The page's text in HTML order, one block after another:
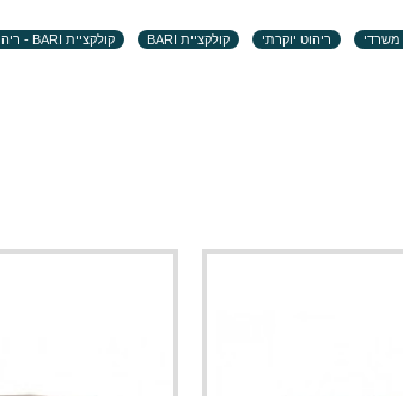
משרדי ריהוט יוקרתי קולקציית BARI קולקציית BARI - ריהוט משרדי